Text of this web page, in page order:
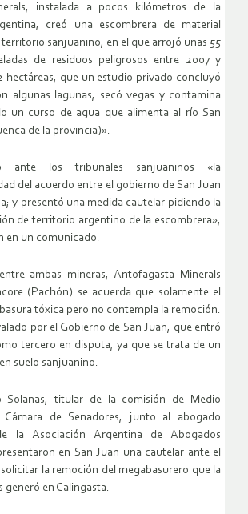
instalada a pocos kilómetros de la
creó una escombrera de material
sanjuanino, en el que arrojó unas 55
de residuos peligrosos entre 2007 y
hectáreas, que un estudio privado concluyó
algunas lagunas, secó vegas y contamina
un curso de agua que alimenta al río San
de la provincia)».
ante los tribunales sanjuaninos «la
del acuerdo entre el gobierno de San Juan
y presentó una medida cautelar pidiendo la
de territorio argentino de la escombrera»,
en un comunicado.
ambas mineras, Antofagasta Minerals
(Pachón) se acuerda que solamente el
tóxica pero no contempla la remoción.
por el Gobierno de San Juan, que entró
tercero en disputa, ya que se trata de un
suelo sanjuanino.
Solanas, titular de la comisión de Medio
de Senadores, junto al abogado
la Asociación Argentina de Abogados
en San Juan una cautelar ante el
la remoción del megabasurero que la
generó en Calingasta.